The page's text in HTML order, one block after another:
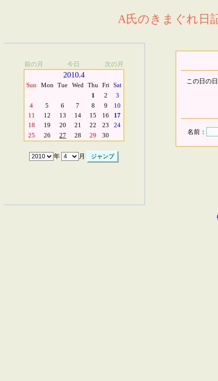
A氏のきまぐれ日
前の月 今日 次の月
2010.4
Sun Mon Tue Wed Thu Fri Sat
1
2
3
4
5 6 7 8 9
10
11
12 13 14 15 16
17
18
19 20 21 22 23
24
25
26 27 28 29 30
年 月
この日の
名前：